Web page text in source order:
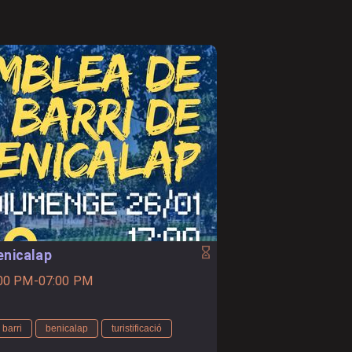
PM-07:00 PM
barri benicalap turistificació